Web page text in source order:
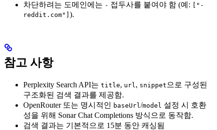
차단하려는 도메인에는 - 접두사를 붙여야 함 (예:
["-
reddit.com"] ).
참고 사항
Perplexity Search API는 title, url , snippet 으로 구성된
구조화된 검색 결과를 제공함.
OpenRouter 또는 명시적인 baseUrl /model 설정 시 호환
성을 위해 Sonar Chat Completions 방식으로 동작함.
검색 결과는 기본적으로 15분 동안 캐싱됨